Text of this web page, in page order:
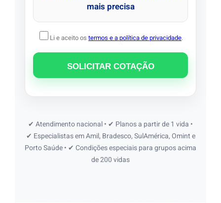
mais precisa
Li e aceito os termos e a política de privacidade.
✔ Atendimento nacional • ✔ Planos a partir de 1 vida •
✔ Especialistas em Amil, Bradesco, SulAmérica, Omint e
Porto Saúde • ✔ Condições especiais para grupos acima
de 200 vidas